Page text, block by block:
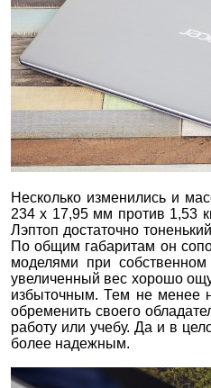
Несколько изменились и
234 х 17,95 мм против 1,53
Лэптоп достаточно
По общим габаритам он
моделями при
увеличенный вес хорошо
избыточным. Тем не менее
обременить своего
работу или учебу. Да и в
более надежным.